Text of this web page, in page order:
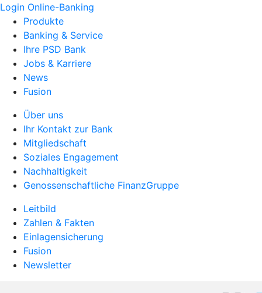
Login Online-Banking
Produkte
Banking & Service
Ihre PSD Bank
Jobs & Karriere
News
Fusion
Über uns
Ihr Kontakt zur Bank
Mitgliedschaft
Soziales Engagement
Nachhaltigkeit
Genossenschaftliche FinanzGruppe
Leitbild
Zahlen & Fakten
Einlagensicherung
Fusion
Newsletter